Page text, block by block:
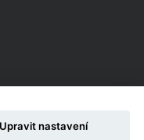
Upravit nastavení